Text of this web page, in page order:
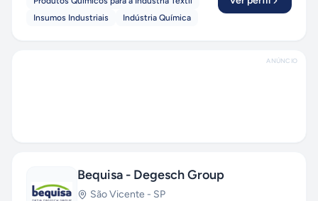
Insumos Industriais
Indústria Química
ANÚNCIO
Bequisa - Degesch Group
São Vicente - SP